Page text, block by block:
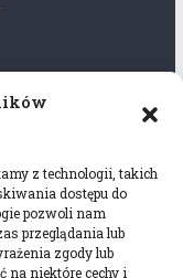
z technologii, takich
dostępu do
pozwoli nam
przeglądania lub
zgody lub
na niektóre cechy i